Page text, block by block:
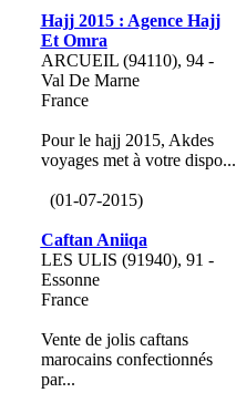
Hajj 2015 : Agence Hajj
Et Omra
ARCUEIL (94110), 94 -
Val De Marne
France
Pour le hajj 2015, Akdes
voyages met à votre dispo...
(01-07-2015)
Caftan Aniiqa
LES ULIS (91940), 91 -
Essonne
France
Vente de jolis caftans
marocains confectionnés
par...